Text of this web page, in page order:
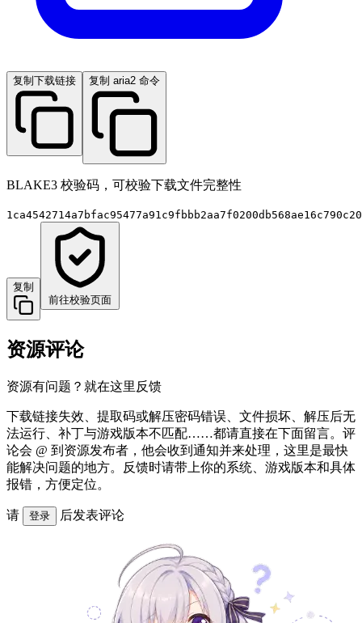
复制下载链接 复制 aria2 命令
BLAKE3 校验码，可校验下载文件完整性
复制
前往校验页面
资源评论
资源有问题？就在这里反馈
下载链接失效、提取码或解压密码错误、文件损坏、解压后无
法运行、补丁与游戏版本不匹配……都请直接在下面留言。评
论会 @ 到资源发布者，他会收到通知并来处理，这里是最快
能解决问题的地方。反馈时请带上你的系统、游戏版本和具体
报错，方便定位。
请 登录 后发表评论